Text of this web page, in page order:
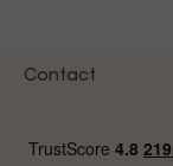
Contact